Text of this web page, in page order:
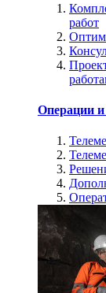
работ
Операции